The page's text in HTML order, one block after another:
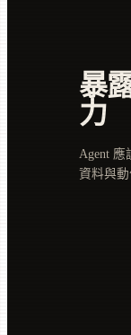
暴
力
Agent 應
資料與動